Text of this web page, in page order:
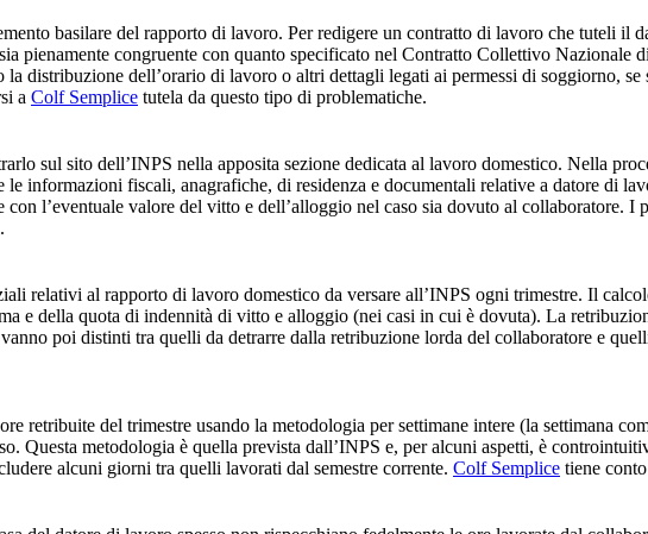
basilare del rapporto di lavoro. Per redigere un contratto di lavoro che tuteli il
pienamente congruente con quanto specificato nel Contratto Collettivo
la distribuzione dell’orario di lavoro o altri dettagli legati ai permessi di soggiorno,
a Colf Semplice tutela da questo tipo di problematiche.
sul sito dell’INPS nella apposita sezione dedicata al lavoro domestico. Nella
le informazioni fiscali, anagrafiche, di residenza e documentali relative a datore di
l’eventuale valore del vitto e dell’alloggio nel caso sia dovuto al collaboratore. I
relativi al rapporto di lavoro domestico da versare all’INPS ogni trimestre. Il
e della quota di indennità di vitto e alloggio (nei casi in cui è dovuta). La
poi distinti tra quelli da detrarre dalla retribuzione lorda del collaboratore e
retribuite del trimestre usando la metodologia per settimane intere (la settimana
Questa metodologia è quella prevista dall’INPS e, per alcuni aspetti, è
alcuni giorni tra quelli lavorati dal semestre corrente. Colf Semplice tiene